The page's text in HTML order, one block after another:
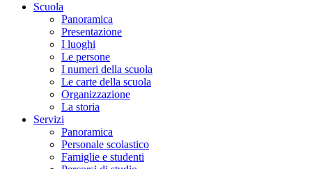
Scuola
Panoramica
Presentazione
I luoghi
Le persone
I numeri della scuola
Le carte della scuola
Organizzazione
La storia
Servizi
Panoramica
Personale scolastico
Famiglie e studenti